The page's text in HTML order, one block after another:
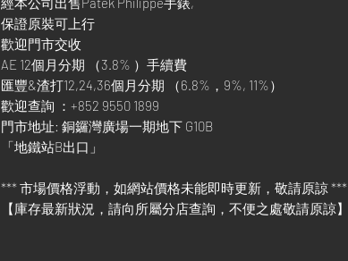
保證原裝可上行
歡迎門市交收
AE 12個月分期 （3.8% ）手續費
匯豐&渣打12,24,36個月分期 （6.8%，9%, 11%）
歡迎查詢 ：+852 9550 1899
門市地址: 銅鑼灣廣場一期地下 G10B
「地鐵站B出口」
*** 市場價格浮動，如網站價格未能即時更新，敬請原諒 ***
【庫存最新狀況，請向所屬分店查詢，不便之處敬請原諒】